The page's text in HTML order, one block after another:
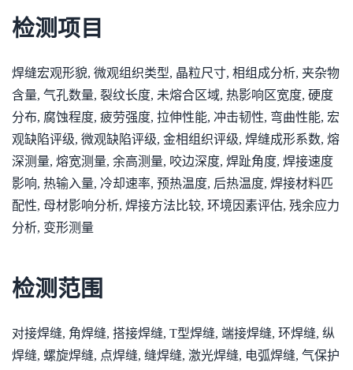
检测项目
焊缝宏观形貌, 微观组织类型, 晶粒尺寸, 相组成分析, 夹杂物
含量, 气孔数量, 裂纹长度, 未熔合区域, 热影响区宽度, 硬度
分布, 腐蚀程度, 疲劳强度, 拉伸性能, 冲击韧性, 弯曲性能, 宏
观缺陷评级, 微观缺陷评级, 金相组织评级, 焊缝成形系数, 熔
深测量, 熔宽测量, 余高测量, 咬边深度, 焊趾角度, 焊接速度
影响, 热输入量, 冷却速率, 预热温度, 后热温度, 焊接材料匹
配性, 母材影响分析, 焊接方法比较, 环境因素评估, 残余应力
分析, 变形测量
检测范围
对接焊缝, 角焊缝, 搭接焊缝, T型焊缝, 端接焊缝, 环焊缝, 纵
焊缝, 螺旋焊缝, 点焊缝, 缝焊缝, 激光焊缝, 电弧焊缝, 气保护